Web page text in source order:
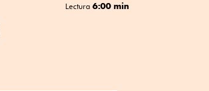
Lectura 6:00 min